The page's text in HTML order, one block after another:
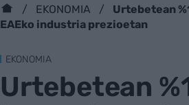
EKONOMIA
Urtebetean
EAEko industria prezioetan
EKONOMIA
Urtebetean